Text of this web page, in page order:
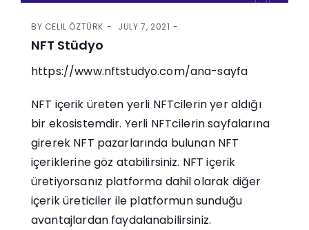
BY CELIL ÖZTÜRK JULY 7, 2021
NFT Stüdyo
https://www.nftstudyo.com/ana-sayfa
NFT içerik üreten yerli NFTcilerin yer aldığı
bir ekosistemdir. Yerli NFTcilerin sayfalarına
girerek NFT pazarlarında bulunan NFT
içeriklerine göz atabilirsiniz. NFT içerik
üretiyorsanız platforma dahil olarak diğer
içerik üreticiler ile platformun sunduğu
avantajlardan faydalanabilirsiniz.